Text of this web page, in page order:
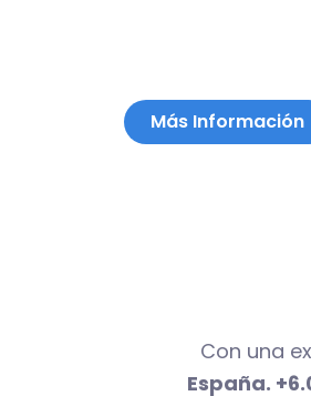
Más Información
Con una
España.